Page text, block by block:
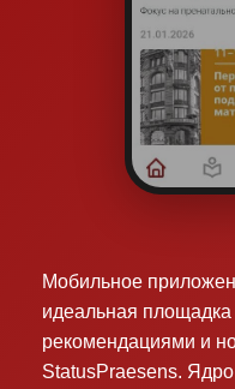
Можно ли купить
Да! Книги можно
конференциях —
цены и акции.
А также книгии
приобрести
Мобильное
идеальная
рекомендациями и
StatusPraesens.